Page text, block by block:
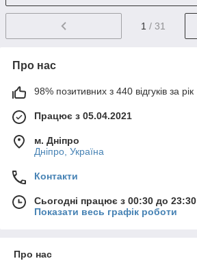
1 / 31
Про нас
98% позитивних з 440 відгуків за рік
Працює з 05.04.2021
м. Дніпро
Дніпро, Україна
Контакти
Сьогодні працює з 00:30 до 23:30
Показати весь графік роботи
Про нас